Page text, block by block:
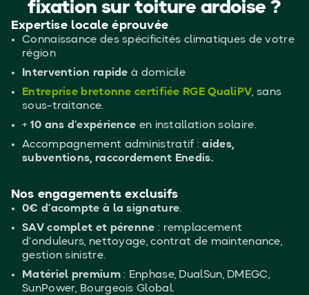
fixation sur toiture ardoise ?
Expertise locale éprouvée
Connaissance des spécificités climatiques de votre
région
Intervention rapide à domicile
Entreprise bretonne certifiée RGE QualiPV, sans
sous-traitance.
+ 10 ans d’expérience en installation solaire.
Accompagnement administratif :aides,
subventions, raccordement Enedis.
Nos engagements exclusifs
0€ d’acompte à la signature.
SAV complet et pérenne : remplacement
d’onduleurs, nettoyage, contrat de maintenance,
gestion sinistre.
Matériel premium: Enphase, DualSun, DMEGC,
SunPower, Bourgeois Global.